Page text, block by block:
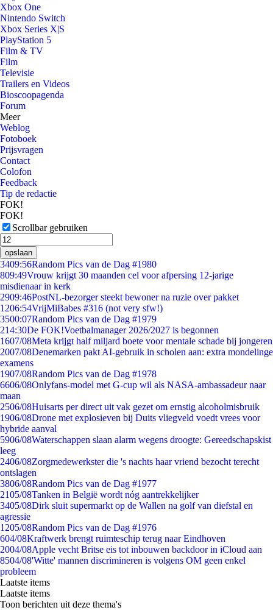
Xbox One
Nintendo Switch
Xbox Series X|S
PlayStation 5
Film & TV
Film
Televisie
Trailers en Videos
Bioscoopagenda
Forum
Meer
Weblog
Fotoboek
Prijsvragen
Contact
Colofon
Feedback
Tip de redactie
FOK!
FOK!
Scrollbar gebruiken
opslaan
3409:56Random Pics van de Dag #1980
809:49Vrouw krijgt 30 maanden cel voor afpersing 12-jarige
misdienaar in kerk
2909:46PostNL-bezorger steekt bewoner na ruzie over pakket
1206:54VrijMiBabes #316 (not very sfw!)
3500:07Random Pics van de Dag #1979
214:30De FOK!Voetbalmanager 2026/2027 is begonnen
1607/08Meta krijgt half miljard boete voor mentale schade bij jongeren
2007/08Denemarken pakt AI-gebruik in scholen aan: extra mondelinge
examens
1907/08Random Pics van de Dag #1978
6606/08Onlyfans-model met G-cup wil als NASA-ambassadeur naar
maan
2506/08Huisarts per direct uit vak gezet om ernstig alcoholmisbruik
1906/08Drone met explosieven bij Duits vliegveld voedt vrees voor
hybride aanval
5906/08Waterschappen slaan alarm wegens droogte: Gereedschapskist
leeg
2406/08Zorgmedewerkster die 's nachts haar vriend bezocht terecht
ontslagen
3806/08Random Pics van de Dag #1977
2105/08Tanken in België wordt nóg aantrekkelijker
3405/08Dirk sluit supermarkt op de Wallen na golf van diefstal en
agressie
1205/08Random Pics van de Dag #1976
604/08Kraftwerk brengt ruimteschip terug naar Eindhoven
2004/08Apple vecht Britse eis tot inbouwen backdoor in iCloud aan
8504/08'Witte' mannen discrimineren is volgens OM geen enkel
probleem
Laatste items
Laatste items
Toon berichten uit deze thema's